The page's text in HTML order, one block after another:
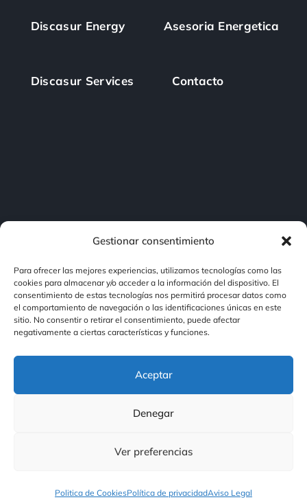
Gestionar consentimiento
Para ofrecer las mejores experiencias, utilizamos tecnologías como las
cookies para almacenar y/o acceder a la información del dispositivo. El
consentimiento de estas tecnologías nos permitirá procesar datos como
el comportamiento de navegación o las identificaciones únicas en este
sitio. No consentir o retirar el consentimiento, puede afectar
negativamente a ciertas características y funciones.
Aceptar
Denegar
Ver preferencias
Politica de CookiesPolítica de privacidadAviso Legal
Discasur Energy Asesoria Energetica
Discasur Services Contacto
Aviso Legal
Aviso Legal Política de privacidad